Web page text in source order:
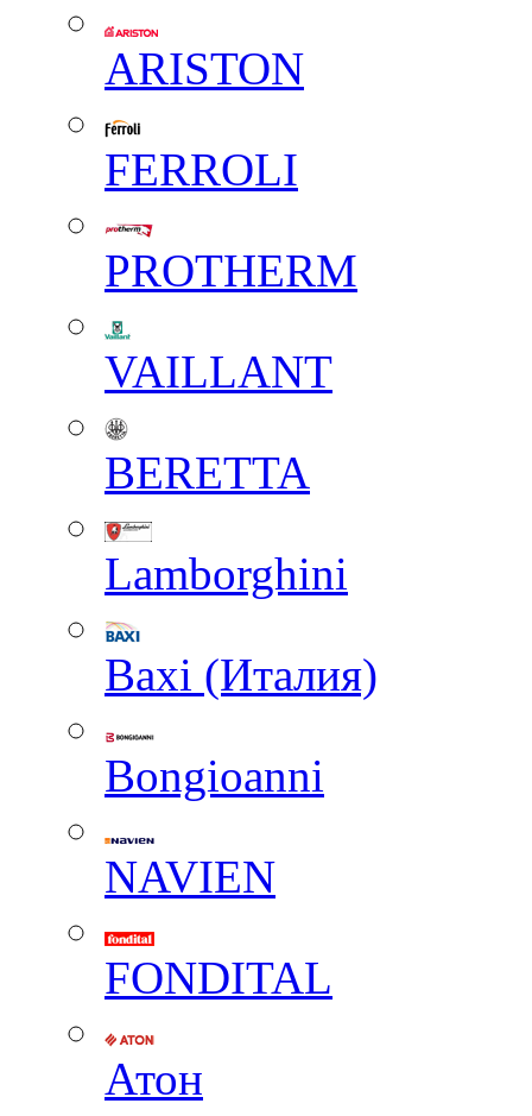
ARISTON
FERROLI
PROTHERM
VAILLANT
BERETTA
Lamborghini
Baxi (Италия)
Вongioanni
NAVIEN
FONDITAL
Атон